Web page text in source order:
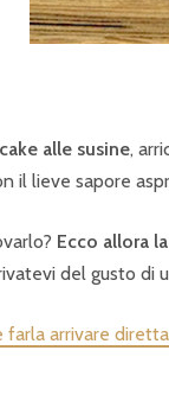
alle susine,
il lieve sapore
Ecco allora
del gusto di
farla arrivare